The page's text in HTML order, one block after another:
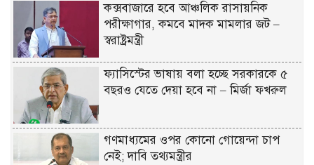
কক্সবাজারে হবে আঞ্চলিক রাসায়নিক
পরীক্ষাগার, কমবে মাদক মামলার জট –
স্বরাষ্ট্রমন্ত্রী
ফ্যাসিস্টের ভাষায় বলা হচ্ছে সরকারকে ৫
বছরও যেতে দেয়া হবে না – মির্জা ফখরুল
গণমাধ্যমের ওপর কোনো গোয়েন্দা চাপ
নেই; দাবি তথ্যমন্ত্রীর